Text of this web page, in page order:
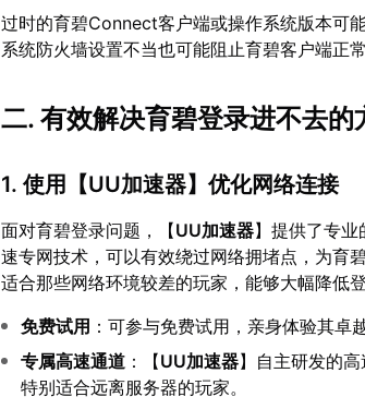
过时的育碧Connect客户端或操作系统版本可
系统防火墙设置不当也可能阻止育碧客户端正
二. 有效解决育碧登录进不去的
1. 使用【UU加速器】优化网络连接
面对育碧登录问题，【UU加速器】提供了专
速专网技术，可以有效绕过网络拥堵点，为育
适合那些网络环境较差的玩家，能够大幅降低
免费试用 ：可参与免费试用，亲身体验其卓
专属高速通道 ：【UU加速器】自主研发的
特别适合远离服务器的玩家。